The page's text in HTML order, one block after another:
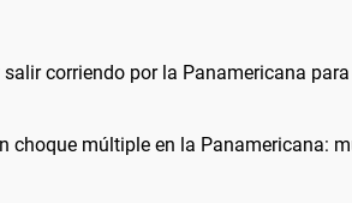
corriendo por la Panamericana para
choque múltiple en la Panamericana: